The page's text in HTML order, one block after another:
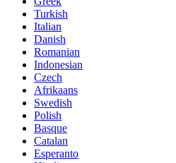
Turkish
Italian
Danish
Romanian
Indonesian
Czech
Afrikaans
Swedish
Polish
Basque
Catalan
Esperanto